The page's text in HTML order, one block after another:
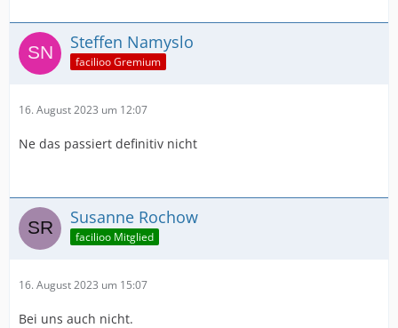
Steffen Namyslo
facilioo Gremium
16. August 2023 um 12:07
Ne das passiert definitiv nicht
Susanne Rochow
facilioo Mitglied
16. August 2023 um 15:07
Bei uns auch nicht.